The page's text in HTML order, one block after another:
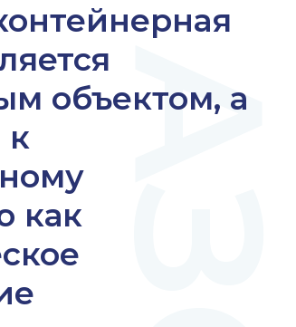
объектом, а
к
как